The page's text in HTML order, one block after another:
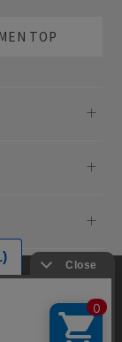
TOP
な提供、トラフィ
イトの閲覧を継続